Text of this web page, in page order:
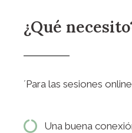
¿Qué
´Para las sesiones
Una buena